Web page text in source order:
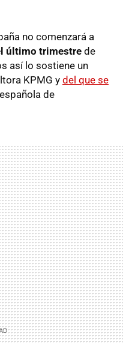
no comenzará a
último trimestrede
así lo sostiene un
KPMG y del que se
de